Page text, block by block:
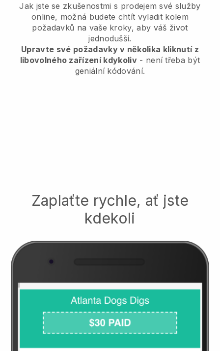
Jak jste se zkušenostmi s prodejem své služby
online, možná budete chtít vyladit kolem
požadavků na vaše kroky, aby váš život
jednodušší.
Upravte své požadavky v několika kliknutí z
libovolného zařízení kdykoliv- není třeba být
geniální kódování.
Zaplaťte rychle, ať jste
kdekoli